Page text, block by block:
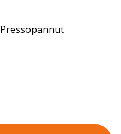
Pressopannut